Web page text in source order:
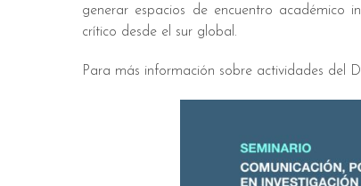
generar espacios de encuentro académico
crítico desde el sur global.
Para más información sobre actividades del